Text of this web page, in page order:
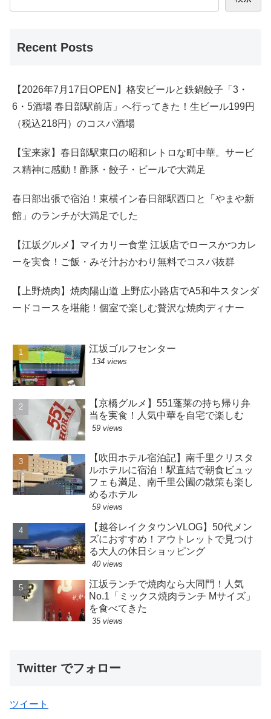
Recent Posts
【2026年7月17日OPEN】格安ビールと鉄鍋餃子「3・
6・5酒場 春日部駅前店」へ行ってきた！生ビール199円
（税込218円）のコスパ酒場
【宝来家】春日部駅東口の昭和レトロな町中華。サービ
ス精神に感動！酢豚・餃子・ビールで大満足
春日部出張で宿泊！東横イン春日部駅西口と「やまや新
館」のランチが大満足でした
【江坂グルメ】マイカリー食堂 江坂店でロースかつカレ
ーを実食！ご飯・みそ汁おかわり無料でコスパ抜群
【上野焼肉】焼肉陽山道 上野広小路店でA5和牛スタンダ
ードコースを堪能！個室で楽しむ贅沢な焼肉ディナー
江坂ゴルフセンター
134 views
【京橋グルメ】551蓬莱の持ち帰り弁
当を実食！人気中華を自宅で楽しむ
59 views
【吹田ホテル宿泊記】南千里クリスタ
ルホテルに宿泊！駅直結で朝食ビュッ
フェも満足、南千里公園の散策も楽し
めるホテル
59 views
【越谷レイクタウンVLOG】50代メン
ズにおすすめ！アウトレットで見つけ
る大人の休日ショッピング
40 views
江坂ランチで焼肉なら大同門！人気
No.1「ミックス焼肉ランチ Mサイズ」
を食べてきた
35 views
Twitter でフォロー
ツイート